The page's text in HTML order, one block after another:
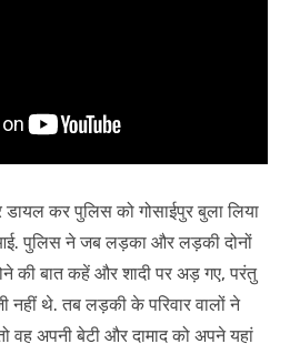
डायल कर पुलिस को गोसाईपुर बुला लिया
पुलिस ने जब लड़का और लड़की दोनों
की बात कहें और शादी पर अड़ गए, परंतु
नहीं थे. तब लड़की के परिवार वालों ने
वह अपनी बेटी और दामाद को अपने यहां